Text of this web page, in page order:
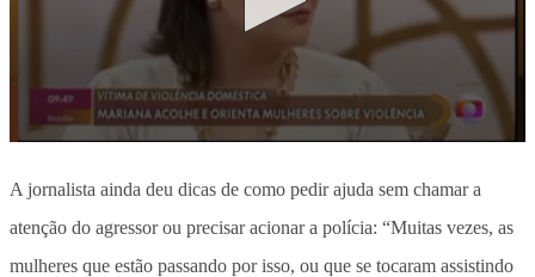
A jornalista ainda deu dicas de como pedir ajuda sem chamar a
atenção do agressor ou precisar acionar a polícia: “Muitas vezes, as
mulheres que estão passando por isso, ou que se tocaram assistindo